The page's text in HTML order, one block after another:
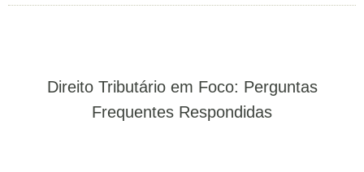
Direito Tributário em Foco: Perguntas
Frequentes Respondidas